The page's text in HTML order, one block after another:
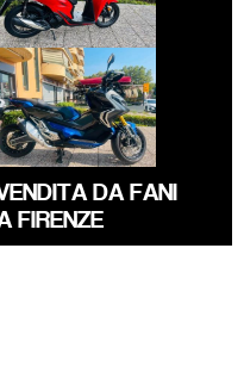
HONDA X-ADV
€ 4.990 €
DA FANI
FIRENZE